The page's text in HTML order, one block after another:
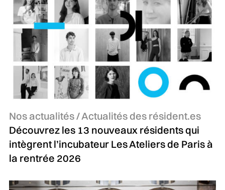
Catégories :
Nos actualités / Actualités des résident.es
Découvrez les 13 nouveaux résidents qui
intègrent l’incubateur Les Ateliers de Paris à
la rentrée 2026